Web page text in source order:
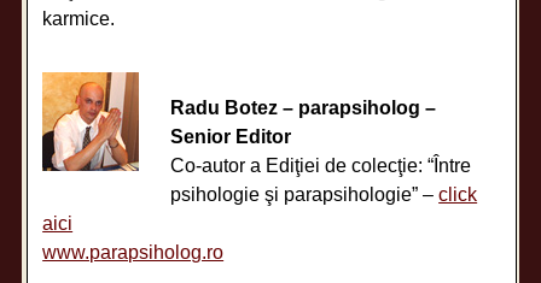
karmice.
Radu Botez – parapsiholog –
Senior Editor
Co-autor a Ediţiei de colecţie: “Între
psihologie şi parapsihologie” –click
aici
www.parapsiholog.ro